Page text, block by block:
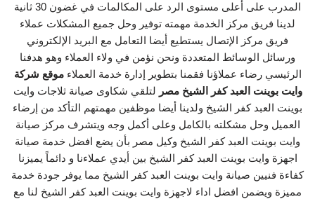
المدرب على أعلى مستوى الرد على المكالمات في غضون 30 ثانية
لدينا فريق مركز الخدمة مهمته توفير وحل جميع المشكلات عملاء
فريق مركز الإتصال يستطيع أيضا التعامل مع البريد الإلكتروني
ورسائل الوسائط المتعددة ونحن نؤمن في ولاء العملاء وهو هدفنا
الرئيسي رضاء عملاؤنا فقمنا بتطوير إدارة خدمة العملاءموقع شركة
وايت بوينت العبد كفر الشيخ مصر لتلقي شكاوى صيانة ثلاجات وايت
بوينت العبد كفر الشيخ ولدينا أيضا موظفين مهمتهم التأكد من إرضاء
العميل وحل مشكلته بالكامل وعلى أكمل وجه ويتشرف مركز صيانة
وايت بوينت العبد كفر الشيخ وكيل مصر بأن يضع افضل خدمة صيانة
اجهزة وايت بوينت العبد كفر الشيخ بين أيدي عملاءنا و دائماً يميزنا
كفاءة فنيين صيانة وايت بوينت العبد كفر الشيخ مما يوفر جودة خدمة
مميزة ويضمن افضل اداء لاجهزة وايت بوينت العبد كفر الشيخ لنا مع